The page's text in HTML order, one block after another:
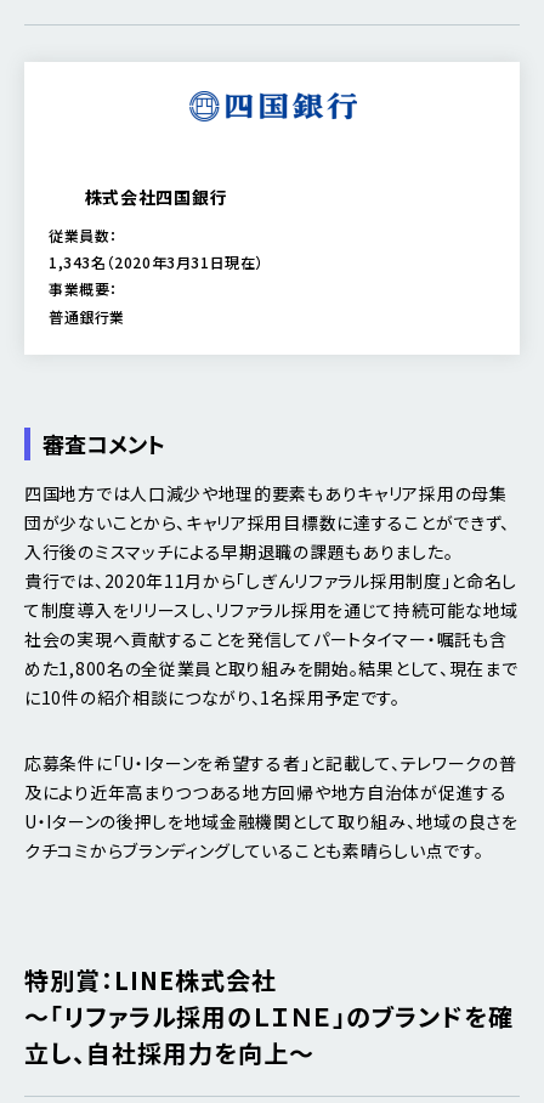
株式会社四国銀行
従業員数：
1,343名（2020年3月31日現在）
事業概要：
普通銀行業
審査コメント
四国地方では人口減少や地理的要素もありキャリア採用の母集
団が少ないことから、キャリア採用目標数に達することができず、
入行後のミスマッチによる早期退職の課題もありました。
貴行では、2020年11月から「しぎんリファラル採用制度」と命名し
て制度導入をリリースし、リファラル採用を通じて持続可能な地域
社会の実現へ貢献することを発信してパートタイマー・嘱託も含
めた1,800名の全従業員と取り組みを開始。結果として、現在まで
に10件の紹介相談につながり、1名採用予定です。
応募条件に「U・Iターンを希望する者」と記載して、テレワークの普
及により近年高まりつつある地方回帰や地方自治体が促進する
U・Iターンの後押しを地域金融機関として取り組み、地域の良さを
クチコミからブランディングしていることも素晴らしい点です。
特別賞：LINE株式会社
～「リファラル採用のＬＩＮＥ」のブランドを確
立し、自社採用力を向上～